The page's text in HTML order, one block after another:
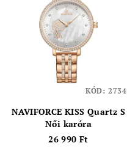
NAVIFORCE KISS Quartz S
Női karóra
26 990 Ft
KÓD: 2734